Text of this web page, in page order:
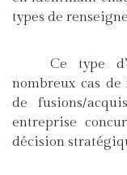
types de
Ce type
nombreux cas
de fusions/
entreprise
décision